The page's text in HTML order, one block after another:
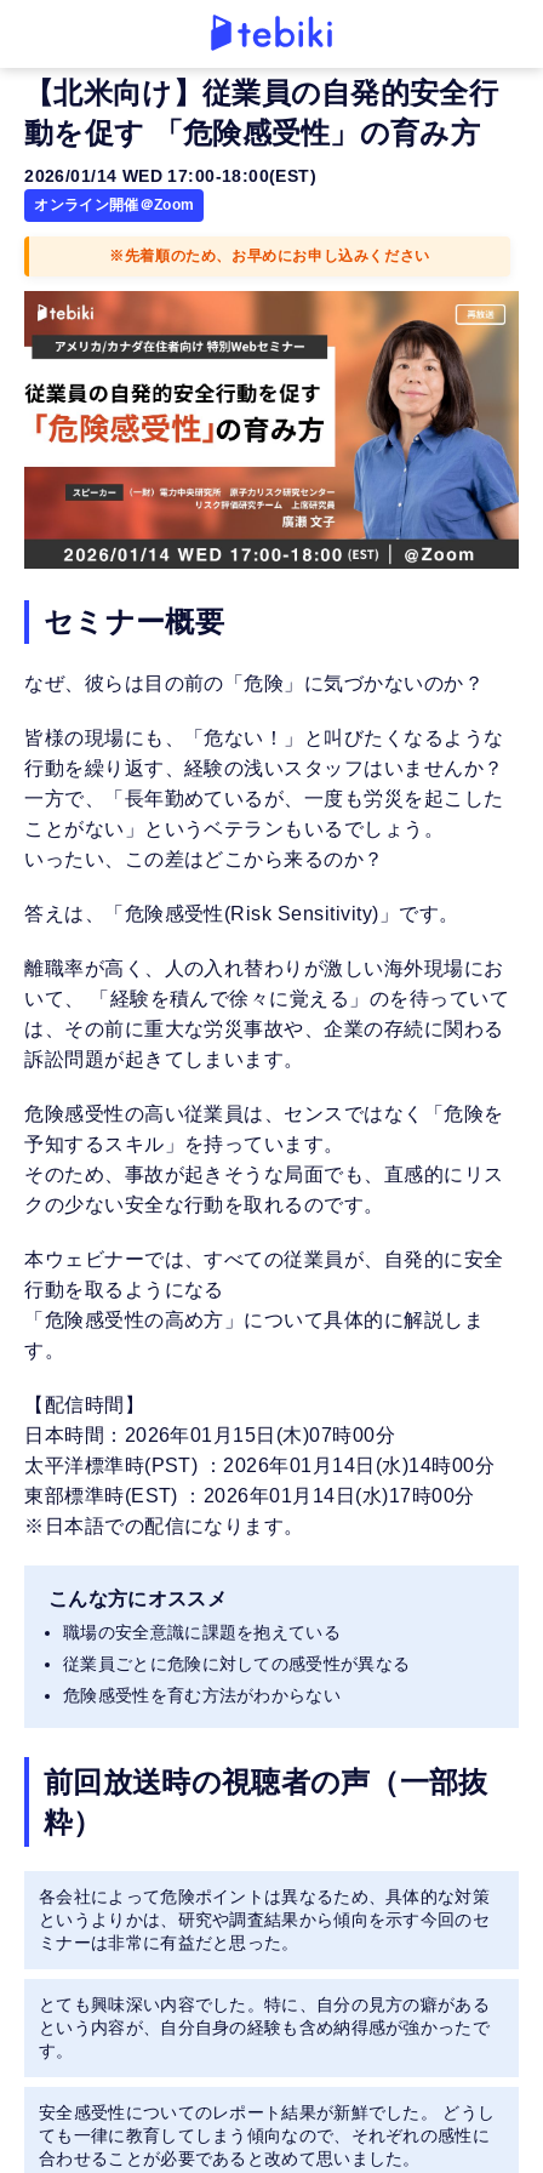
【北米向け】従業員の自発的安全行
動を促す 「危険感受性」の育み方
2026/01/14 WED 17:00-18:00(EST)
オンライン開催＠Zoom
※先着順のため、お早めにお申し込みください
セミナー概要
なぜ、彼らは目の前の「危険」に気づかないのか？
皆様の現場にも、「危ない！」と叫びたくなるような
行動を繰り返す、経験の浅いスタッフはいませんか？
一方で、「長年勤めているが、一度も労災を起こした
ことがない」というベテランもいるでしょう。
いったい、この差はどこから来るのか？
答えは、「危険感受性(Risk Sensitivity)」です。
離職率が高く、人の入れ替わりが激しい海外現場にお
いて、 「経験を積んで徐々に覚える」のを待っていて
は、その前に重大な労災事故や、企業の存続に関わる
訴訟問題が起きてしまいます。
危険感受性の高い従業員は、センスではなく「危険を
予知するスキル」を持っています。
そのため、事故が起きそうな局面でも、直感的にリス
クの少ない安全な行動を取れるのです。
本ウェビナーでは、すべての従業員が、自発的に安全
行動を取るようになる
「危険感受性の高め方」について具体的に解説しま
す。
【配信時間】
日本時間：2026年01月15日(木)07時00分
太平洋標準時(PST) ：2026年01月14日(水)14時00分
東部標準時(EST) ：2026年01月14日(水)17時00分
※日本語での配信になります。
こんな方にオススメ
職場の安全意識に課題を抱えている
従業員ごとに危険に対しての感受性が異なる
危険感受性を育む方法がわからない
前回放送時の視聴者の声（一部抜
粋）
各会社によって危険ポイントは異なるため、具体的な対策
というよりかは、研究や調査結果から傾向を示す今回のセ
ミナーは非常に有益だと思った。
とても興味深い内容でした。特に、自分の見方の癖がある
という内容が、自分自身の経験も含め納得感が強かったで
す。
安全感受性についてのレポート結果が新鮮でした。 どうし
ても一律に教育してしまう傾向なので、それぞれの感性に
合わせることが必要であると改めて思いました。